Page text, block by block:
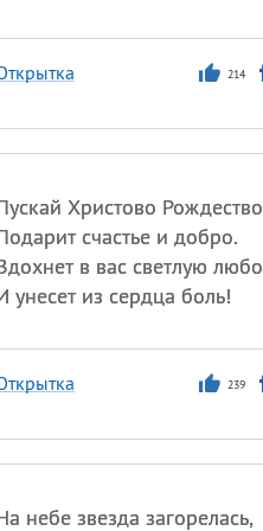
214
Христово Рождество
счастье и добро.
в вас светлую
унесет из сердца боль!
239
небе звезда загорелась,